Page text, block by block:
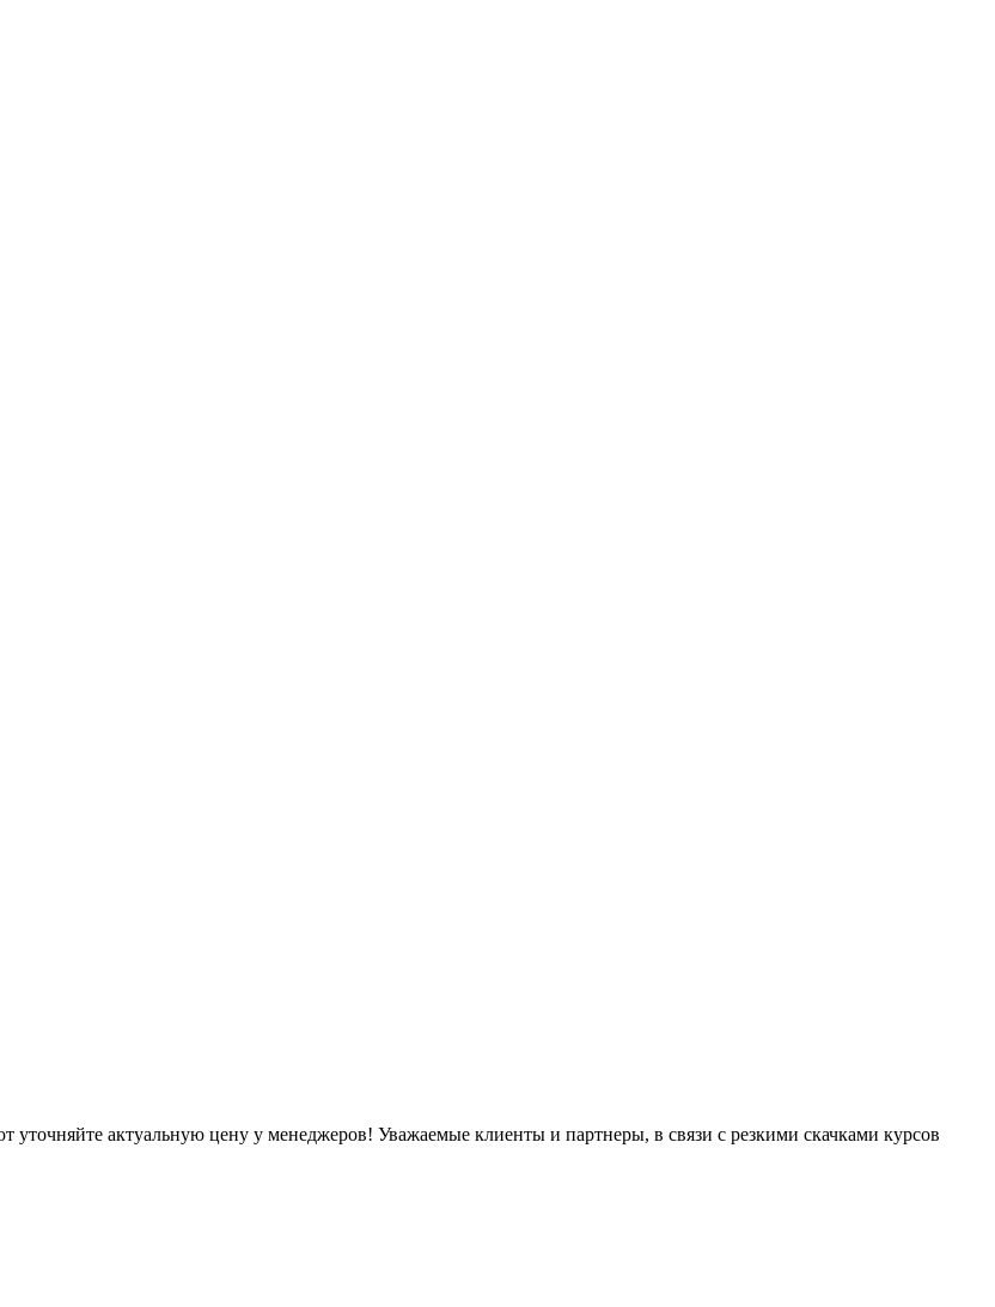
уточняйте актуальную цену у менеджеров! Уважаемые клиенты и партнеры, в связи с резкими скачками курсов